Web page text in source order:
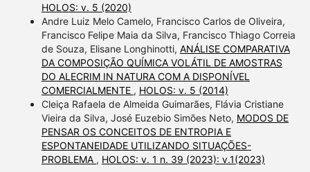
HOLOS: v. 5 (2020)
Andre Luiz Melo Camelo, Francisco Carlos de Oliveira,
Francisco Felipe Maia da Silva, Francisco Thiago Correia
de Souza, Elisane Longhinotti, ANÁLISE COMPARATIVA
DA COMPOSIÇÃO QUÍMICA VOLÁTIL DE AMOSTRAS
DO ALECRIM IN NATURA COM A DISPONÍVEL
COMERCIALMENTE , HOLOS: v. 5 (2014)
Cleiça Rafaela de Almeida Guimarães, Flávia Cristiane
Vieira da Silva, José Euzebio Simões Neto, MODOS DE
PENSAR OS CONCEITOS DE ENTROPIA E
ESPONTANEIDADE UTILIZANDO SITUAÇÕES-
PROBLEMA , HOLOS: v. 1 n. 39 (2023): v.1(2023)